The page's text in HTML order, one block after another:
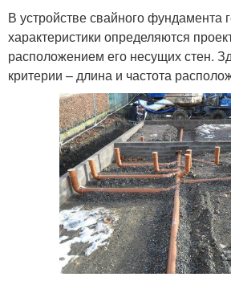
В устройстве свайного фундамента
характеристики определяются
расположением его несущих стен.
критерии – длина и частота